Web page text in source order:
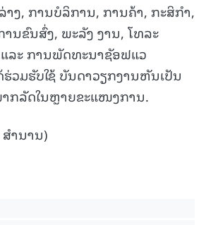
ງ, ການບໍລິການ, ການຄ້າ, ກະສິກຳ,
ນຂົນສົ່ງ, ພະລັງ ງານ, ໂທລະ
ລະ ການພັດທະນາຊັອຟແວ
ຮ່ວມຮັບໃຊ້ ບັນດາວຽກງານຫັນເປັນ
ກລັດໃນຫຼາຍຂະແໜງການ.
ຳນານ)